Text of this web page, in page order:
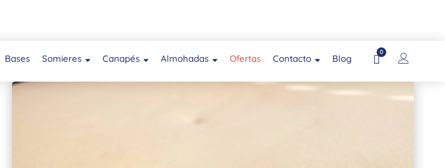
Bases Somieres Canapés Almohadas Ofertas Contacto Blog
0